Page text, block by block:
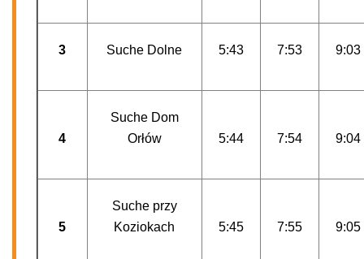
3 Suche Dolne 5:43 7:53 9:03
4
Suche Dom
Orłów
5:44 7:54 9:04
5
Suche przy
Koziokach
5:45 7:55 9:05